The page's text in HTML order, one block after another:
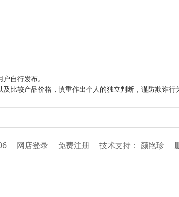
自行发布。
比较产品价格，慎重作出个人的独立判断，谨防欺诈行
网店登录 免费注册 技术支持 ： 颜艳珍